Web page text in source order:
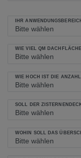
IHR
WIE VIEL QM
WIE HOCH IST DIE
SOLL DER
WOHIN SOLL DAS